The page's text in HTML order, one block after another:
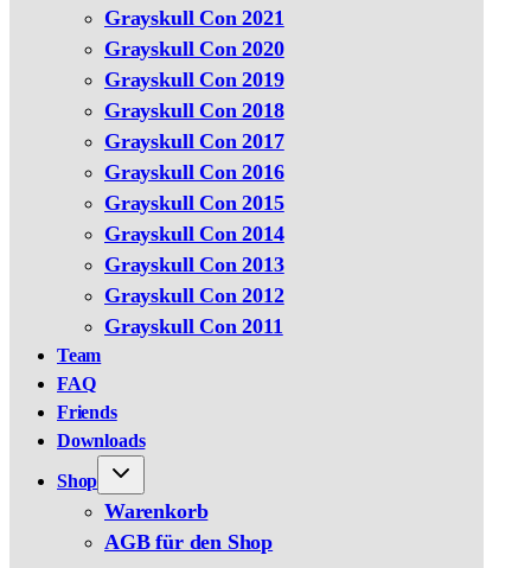
Grayskull Con 2021
Grayskull Con 2020
Grayskull Con 2019
Grayskull Con 2018
Grayskull Con 2017
Grayskull Con 2016
Grayskull Con 2015
Grayskull Con 2014
Grayskull Con 2013
Grayskull Con 2012
Grayskull Con 2011
Team
FAQ
Friends
Downloads
Shop
Warenkorb
AGB für den Shop